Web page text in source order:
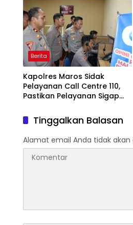
Pengabdian Melalui Malam
Apresiasi dan Inovasi Award
2026
Berita
Kapolres Maros Sidak
Pelayanan Call Centre 110,
Pastikan Pelayanan Sigap
Tinggalkan Balasan
Alamat email Anda tidak akan